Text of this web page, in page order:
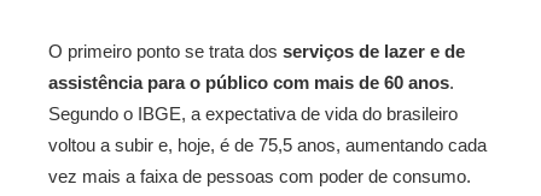
O primeiro ponto se trata dos serviços de lazer e de
assistência para o público com mais de 60 anos.
Segundo o IBGE, a expectativa de vida do brasileiro
voltou a subir e, hoje, é de 75,5 anos, aumentando cada
vez mais a faixa de pessoas com poder de consumo.